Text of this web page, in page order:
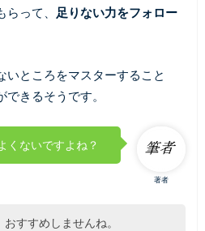
って、
足りない力をフォロー
いところをマスターすること
きるそうです。
著者
くないですよね？
すすめしませんね。